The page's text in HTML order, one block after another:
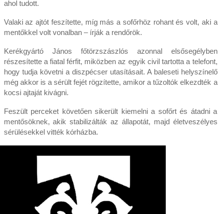
ahol tudott.
Valaki az ajtót feszítette, míg más a sofőrhöz rohant és volt, aki a
mentőkkel volt vonalban – írják a rendőrök.
Kerékgyártó János főtörzszászlós azonnal elsősegélyben
részesítette a fiatal férfit, miközben az egyik civil tartotta a telefont,
hogy tudja követni a diszpécser utasításait. A baleseti helyszínelő
még akkor is a sérült fejét rögzítette, amikor a tűzoltók elkezdték a
kocsi ajtaját kivágni.
Feszült perceket követően sikerült kiemelni a sofőrt és átadni a
mentősöknek, akik stabilizálták az állapotát, majd életveszélyes
sérülésekkel vitték kórházba.